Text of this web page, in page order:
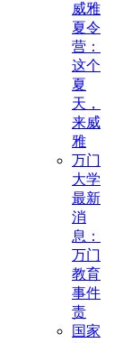
威雅
夏令
营：
这个
夏
天，
来威
雅
万门
大学
最新
消
息：
万门
教育
事件
责
国家